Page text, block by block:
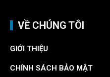
VỀ CHÚNG TÔI
GIỚI THIỆU
CHÍNH SÁCH BẢO MẬT